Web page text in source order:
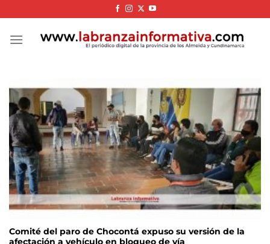
to
content
Comité del paro de Chocontá expuso su versión de la
afectación a vehículo en bloqueo de vía